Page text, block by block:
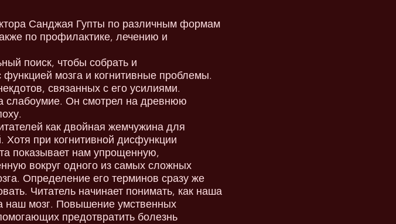
Санджая Гупты по различным формам
по профилактике, лечению и
поиск, чтобы собрать и
мозга и когнитивные проблемы.
связанных с его усилиями.
слабоумие. Он смотрел на древнюю
как двойная жемчужина для
при когнитивной дисфункции
показывает нам упрощенную,
вокруг одного из самых сложных
Определение его терминов сразу же
Читатель начинает понимать, как наша
наш мозг. Повышение умственных
предотвратить болезнь